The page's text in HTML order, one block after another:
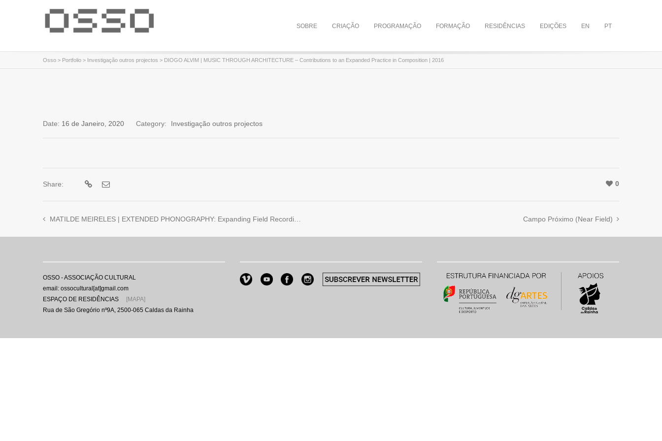
SOBRE CRIAÇÃO PROGRAMAÇÃO FORMAÇÃO RESIDÊNCIAS EDIÇÕES EN PT
Osso > Portfolio > Investigação outros projectos > DIOGO ALVIM | MUSIC THROUGH ARCHITECTURE – Contributions to an Expanded Practice in Composition | 2016
Date: 16 de Janeiro, 2020 Category: Investigação outros projectos
Share: 0
MATILDE MEIRELES | EXTENDED PHONOGRAPHY: Expanding Field Recording Through a Multi-sensorial Practice | 2017 Campo Próximo (Near Field)
OSSO - ASSOCIAÇÃO CULTURAL
email: ossocultural[at]gmail.com
ESPAÇO DE RESIDÊNCIAS
[MAPA]
Rua de São Gregório nº9A, 2500-065 Caldas da Rainha